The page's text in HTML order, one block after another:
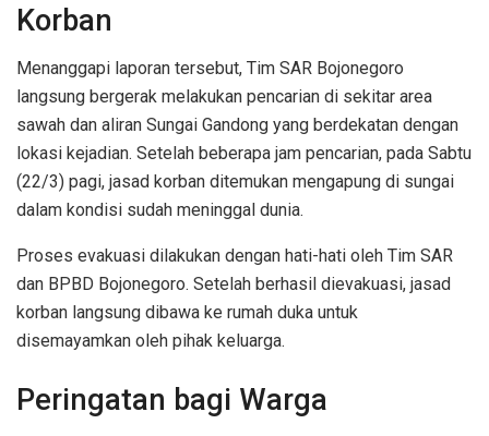
Korban
Menanggapi laporan tersebut, Tim SAR Bojonegoro
langsung bergerak melakukan pencarian di sekitar area
sawah dan aliran Sungai Gandong yang berdekatan dengan
lokasi kejadian. Setelah beberapa jam pencarian, pada Sabtu
(22/3) pagi, jasad korban ditemukan mengapung di sungai
dalam kondisi sudah meninggal dunia.
Proses evakuasi dilakukan dengan hati-hati oleh Tim SAR
dan BPBD Bojonegoro. Setelah berhasil dievakuasi, jasad
korban langsung dibawa ke rumah duka untuk
disemayamkan oleh pihak keluarga.
Peringatan bagi Warga